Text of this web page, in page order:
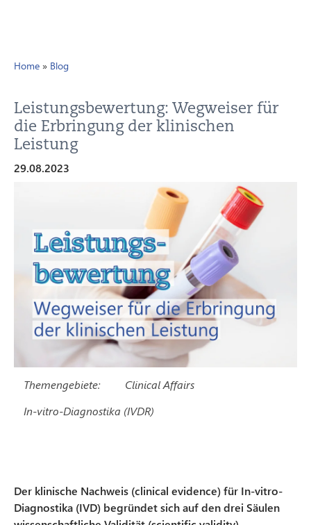
Home » Blog
Leistungsbewertung: Wegweiser für
die Erbringung der klinischen
Leistung
29.08.2023
Themengebiete:
Clinical Affairs
In-vitro-Diagnostika (IVDR)
Der klinische Nachweis (clinical evidence) für In-vitro-
Diagnostika (IVD) begründet sich auf den drei Säulen